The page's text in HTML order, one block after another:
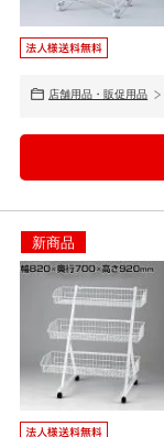
店舗用品・販促用品
新商品